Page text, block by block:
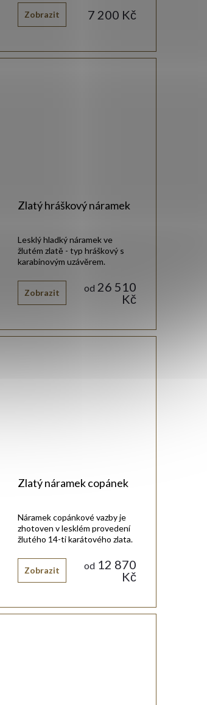
7 200 Kč
Zobrazit
Zlatý hráškový náramek
od 26 510
Kč
Zobrazit
Lesklý hladký náramek ve
žlutém zlatě - typ hráškový s
karabinovým uzávěrem.
Zlatý náramek copánek
od12 870
Kč
Zobrazit
Náramek copánkové vazby je
zhotoven v lesklém provedení
žlutého 14-ti karátového zlata.